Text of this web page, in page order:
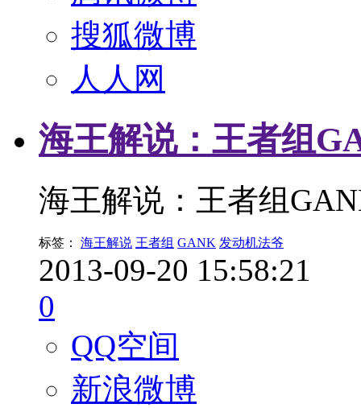
搜狐微博
人人网
海王解说：王者组
海王解说：王者组
标签： 海王解说 王者组 GANK 发动机法爷
2013-09-20 15:58:21
0
QQ空间
新浪微博